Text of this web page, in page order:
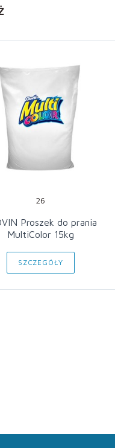
26
Proszek do prania
MultiColor 15kg
SZCZEGÓŁY